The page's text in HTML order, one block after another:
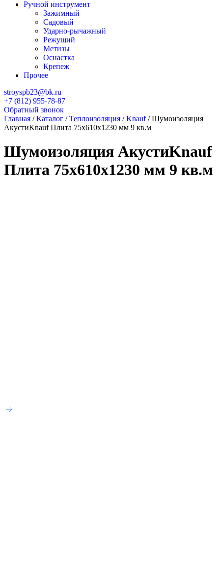
Ручной инструмент
Зажимный
Садовый
Ударно-рычажный
Режущий
Метизы
Оснастка
Крепеж
Прочее
stroyspb23@bk.ru
+7 (812) 955-78-87
Обратный звонок
Главная /Каталог /Теплоизоляция /Knauf/Шумоизоляция
АкустиKnauf Плита 75х610х1230 мм 9 кв.м
Шумоизоляция АкустиKnauf
Плита 75х610х1230 мм 9 кв.м